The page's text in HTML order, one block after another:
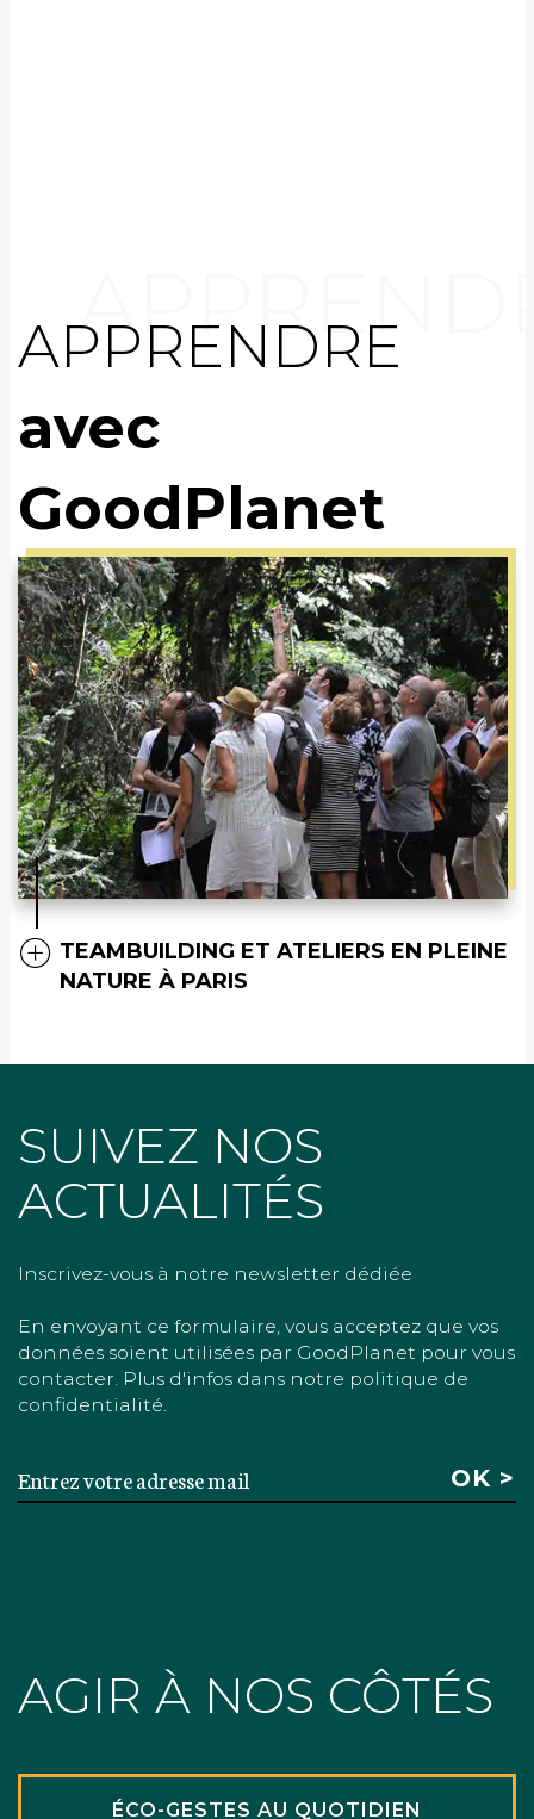
APPRENDRE
avec
GoodPlanet
TEAMBUILDING ET ATELIERS EN PLEINE
NATURE À PARIS
SUIVEZ NOS
ACTUALITÉS
Inscrivez-vous à notre newsletter dédiée
En envoyant ce formulaire, vous acceptez que vos
données soient utilisées par GoodPlanet pour vous
contacter. Plus d'infos dans notre politique de
confidentialité.
AGIR À NOS CÔTÉS
ÉCO-GESTES AU QUOTIDIEN